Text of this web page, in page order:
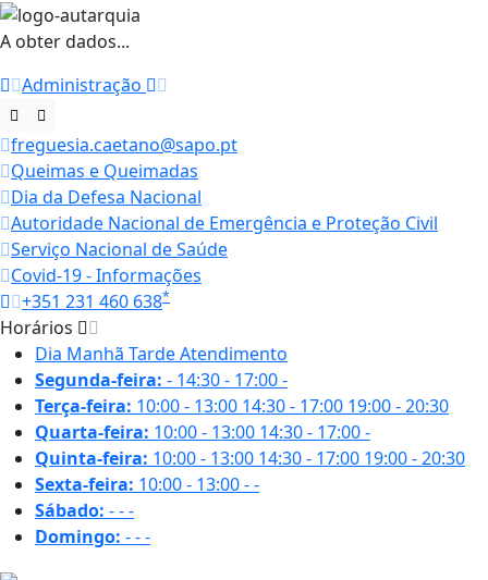
A obter dados...
Administração
freguesia.caetano@sapo.pt
Queimas e Queimadas
Dia da Defesa Nacional
Autoridade Nacional de Emergência e Proteção Civil
Serviço Nacional de Saúde
Covid-19 - Informações
+351 231 460 638*
Horários
Dia Manhã TardeAtendimento
Segunda-feira: - 14:30 - 17:00-
Terça-feira: 10:00 - 13:00 14:30 - 17:00 19:00 - 20:30
Quarta-feira: 10:00 - 13:00 14:30 - 17:00-
Quinta-feira: 10:00 - 13:00 14:30 - 17:00 19:00 - 20:30
Sexta-feira: 10:00 - 13:00--
Sábado: ---
Domingo: ---